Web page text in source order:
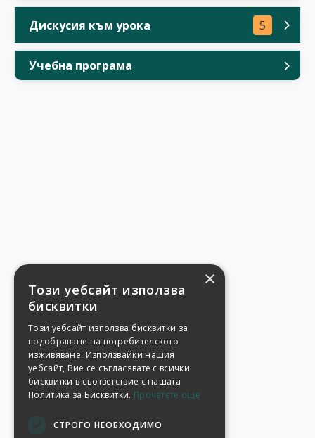
Дискусия към урока 5
Учебна програма
×
Този уебсайт използва
бисквитки
Този уебсайт използва бисквитки за
подобряване на потребителското
изживяване. Използвайки нашия
уебсайт, Вие се съгласявате с всички
бисквитки в съответствие с нашата
Политика за Бисквитки. Прочетете още
СТРОГО НЕОБХОДИМО